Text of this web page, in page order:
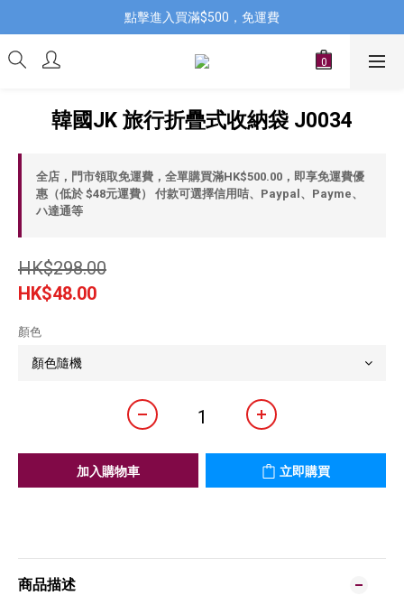
點擊進入買滿$500，免運費
韓國JK 旅行折疊式收納袋 J0034
全店，門市領取免運費，全單購買滿HK$500.00，即享免運費優
惠（低於 $48元運費） 付款可選擇信用咭、Paypal、Payme、
ハ達通等
HK$298.00
HK$48.00
顏色
加入購物車 立即購買
商品描述